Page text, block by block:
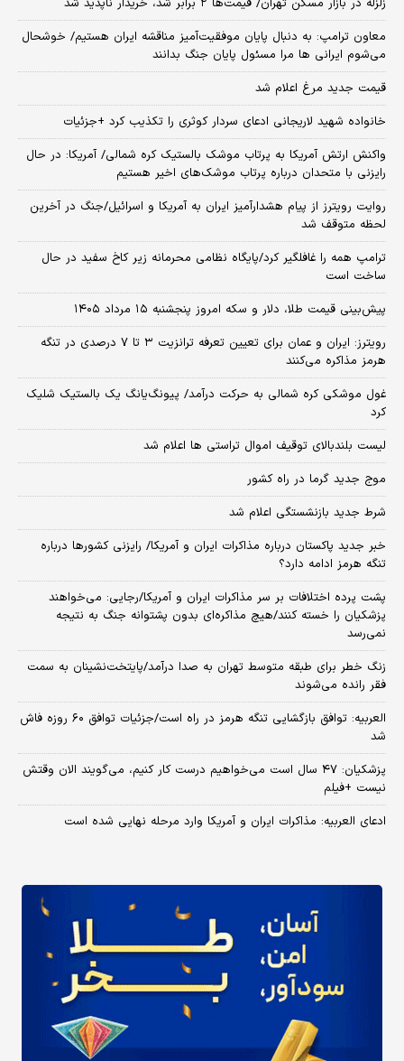
زلزله در بازار مسکن تهران/ قیمت‌ها ۲ برابر شد، خریدار ناپدید شد
معاون ترامپ: به دنبال پایان موفقیت‌آمیز مناقشه ایران هستیم/ خوشحال
می‌شوم ایرانی ها مرا مسئول پایان جنگ بدانند
قیمت جدید مرغ اعلام شد
خانواده شهید لاریجانی ادعای سردار کوثری را تکذیب کرد +جزئیات
واکنش ارتش آمریکا به پرتاب موشک بالستیک کره شمالی/ آمریکا: در حال
رایزنی با متحدان درباره پرتاب موشک‌های اخیر هستیم
روایت رویترز از پیام هشدارآمیز ایران به آمریکا و اسرائیل/جنگ در آخرین
لحظه متوقف شد
ترامپ همه را غافلگیر کرد/پایگاه نظامی محرمانه زیر کاخ سفید در حال
ساخت است
پیش‌بینی قیمت طلا، دلار و سکه امروز پنجشنبه ۱۵ مرداد ۱۴۰۵
رویترز: ایران و عمان برای تعیین تعرفه ترانزیت ۳ تا ۷ درصدی در تنگه
هرمز مذاکره می‌کنند
غول موشکی کره شمالی به حرکت درآمد/ پیونگ‌یانگ یک بالستیک شلیک
کرد
لیست بلندبالای توقیف اموال تراستی ها اعلام شد
موج جدید گرما در راه کشور
شرط جدید بازنشستگی اعلام شد
خبر جدید پاکستان درباره مذاکرات ایران و آمریکا/ رایزنی کشورها درباره
تنگه هرمز ادامه دارد؟
پشت پرده اختلافات بر سر مذاکرات ایران و آمریکا/رجایی: می‌خواهند
پزشکیان را خسته کنند/هیچ مذاکره‌ای بدون پشتوانه جنگ به نتیجه
نمی‌رسد
زنگ خطر برای طبقه متوسط تهران به صدا درآمد/پایتخت‌نشینان به سمت
فقر رانده می‌شوند
العربیه: توافق بازگشایی تنگه هرمز در راه است/جزئیات توافق ۶۰ روزه فاش
شد
پزشکیان: ۴۷ سال است می‌خواهیم درست کار کنیم، می‌گویند الان وقتش
نیست +فیلم
ادعای العربیه: مذاکرات ایران و آمریکا وارد مرحله نهایی شده است